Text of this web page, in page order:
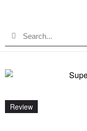
Review